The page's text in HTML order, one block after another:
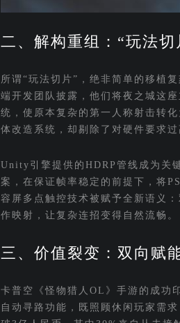
二、解构重组：“玩法
所谓“玩法切片”，绝非简单的移植
端开发团队披露，他们将夜之城这
统，使原本复杂的第一人称射击转
体改造系统，却剔除了对硬件要求
Unity引擎提供的HDRP管线成为关
案，在保证帧率稳定的前提下，将
容屏多点触控技术被赋予全新语义
作映射，让复杂连招变得自然流畅。
三、价值裂变：双向赋
卡普空《怪物猎人OL》手游的成功
自动寻路功能，既照顾休闲玩家需